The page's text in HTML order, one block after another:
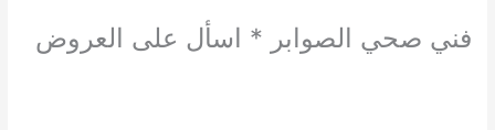
فني صحي الصوابر * اسأل على العروض